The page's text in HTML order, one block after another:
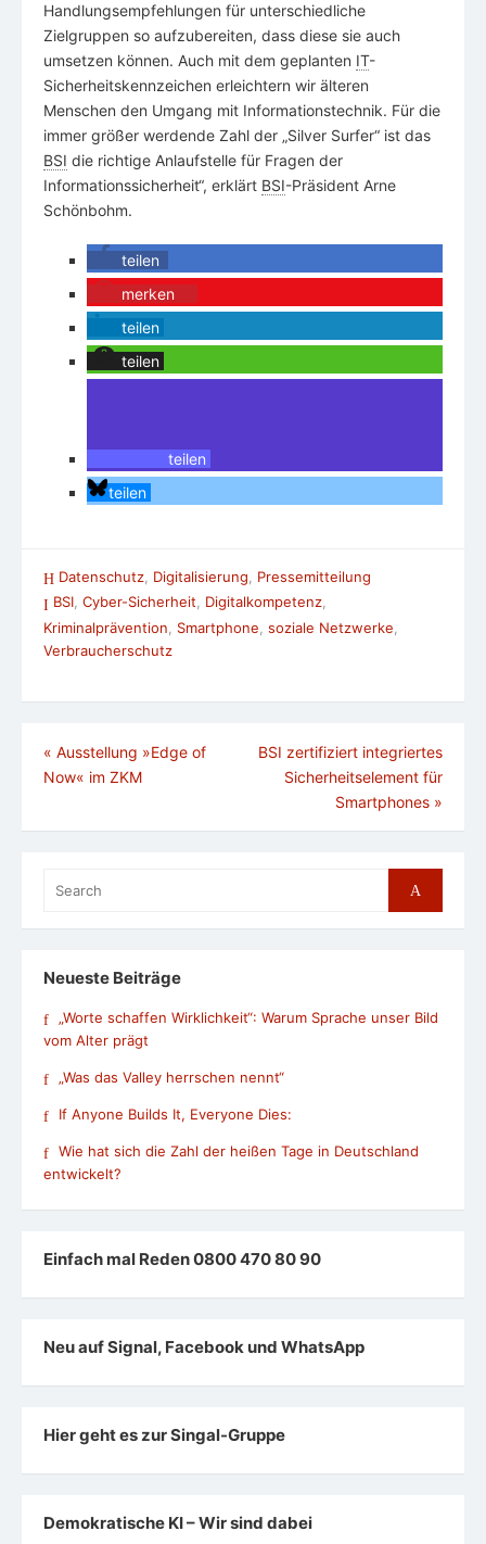
Handlungsempfehlungen für unterschiedliche
Zielgruppen so aufzubereiten, dass diese sie auch
umsetzen können. Auch mit dem geplanten IT-
Sicherheitskennzeichen erleichtern wir älteren
Menschen den Umgang mit Informationstechnik. Für die
immer größer werdende Zahl der „Silver Surfer“ ist das
BSI die richtige Anlaufstelle für Fragen der
Informationssicherheit“, erklärt BSI-Präsident Arne
Schönbohm.
teilen
merken
teilen
teilen
teilen
teilen
Datenschutz Digitalisierung
Pressemitteilung
BSI, Cyber-Sicherheit, Digitalkompetenz,
Kriminalprävention
Smartphone soziale Netzwerke
Verbraucherschutz
Beitragsnavigation
« Ausstellung »Edge of
Now« im ZKM
BSI zertifiziert integriertes
Sicherheitselement für
Smartphones »
for:
Search
Neueste Beiträge
„Worte schaffen Wirklichkeit“: Warum Sprache unser Bild
vom Alter prägt
„Was das Valley herrschen nennt“
If Anyone Builds It, Everyone Dies:
Wie hat sich die Zahl der heißen Tage in Deutschland
entwickelt?
Einfach mal Reden 0800 470 80 90
Neu auf Signal, Facebook und WhatsApp
Hier geht es zur Singal-Gruppe
Demokratische KI – Wir sind dabei